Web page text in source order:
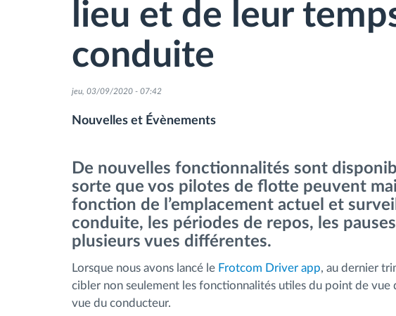
Planification et suivi d'itinéraire
conducteur
Découvrez toutes les caractéristiques
lieu et de leur
conduite
jeu, 03/09/2020 - 07:42
Nouvelles et Évènements
De nouvelles fonctionnalités sont
sorte que vos pilotes de flotte peuvent
fonction de l’emplacement actuel et
conduite, les périodes de repos, les
plusieurs vues différentes.
Lorsque nous avons lancé le Frotcom Driver app, au dernier
cibler non seulement les fonctionnalités utiles du point de vue
vue du conducteur.